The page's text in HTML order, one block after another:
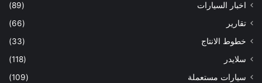
اخبار السيارات
(89)
تقارير
(66)
خطوط الانتاج
(33)
سلايدر
(118)
سيارات مستعملة
(109)